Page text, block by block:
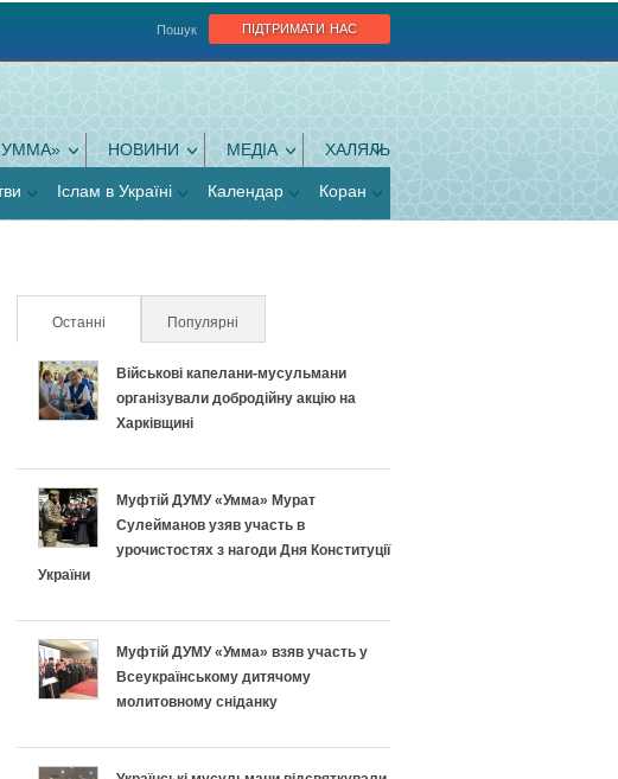
підтримати нас
Пошук
НОВИНИ МЕДІА ХАЛЯЛЬ
Іслам в Україні Календар Коран
Останні (активна вкладка)
Популярні
Військові капелани-мусульмани
організували добродійну акцію на
Харківщині
Муфтій ДУМУ «Умма» Мурат
Сулейманов узяв участь в
урочистостях з нагоди Дня Конституції
України
Муфтій ДУМУ «Умма» взяв участь у
Всеукраїнському дитячому
молитовному сніданку